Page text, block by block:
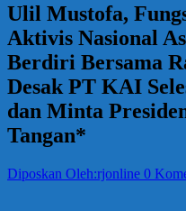
Ulil Mustofa,
Aktivis Nasional
Berdiri Bersama
Desak PT KAI
dan Minta
Tangan*
Diposkan Oleh:rjonline 0